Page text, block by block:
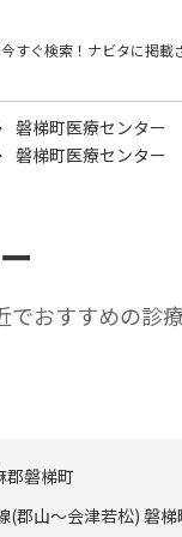
すぐ検索！ ナビタに掲載
磐梯町医療センター
磐梯町医療センター
でおすすめの診
郡磐梯町
(郡山～会津若松) 磐